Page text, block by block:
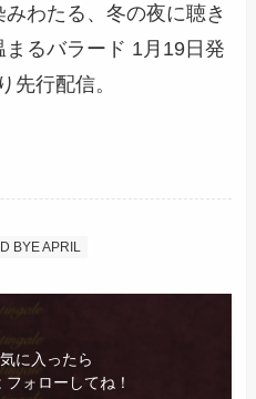
わたる、冬の夜に聴き
るバラード 1月19日発
先行配信。
BYE APRIL
に入ったら
ォローしてね！